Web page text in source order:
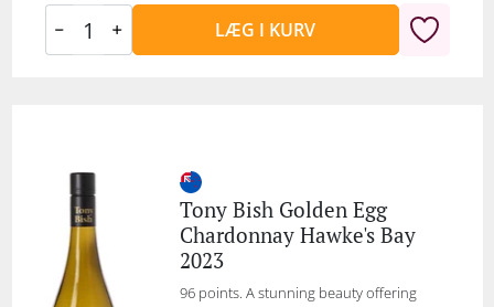
LÆG I KURV
Tony Bish Golden Egg
Chardonnay Hawke's Bay
2023
96 points. A stunning beauty offering